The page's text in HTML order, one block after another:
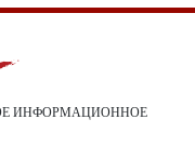
ИНФОРМАЦИОННОЕ